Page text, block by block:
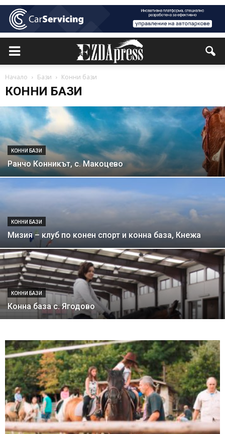
Начало Бази Конни бази
КОННИ БАЗИ
КОННИ БАЗИ
Ранчо Конникът, с. Макоцево
КОННИ БАЗИ
Мизия – клуб по конен спорт и конна база, Кнежа
КОННИ БАЗИ
Конна база с. Ягодово